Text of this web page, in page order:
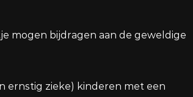
mogen bijdragen aan de geweldige
ernstig zieke) kinderen met een